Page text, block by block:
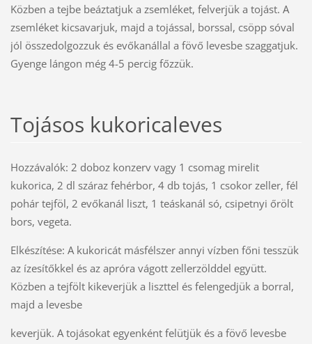
Közben a tejbe beáztatjuk a zsemléket, felverjük a tojást. A
zsemléket kicsavarjuk, majd a tojással, borssal, csöpp sóval
jól összedolgozzuk és evőkanállal a fövő levesbe szaggatjuk.
Gyenge lángon még 4-5 percig főzzük.
Tojásos kukoricaleves
Hozzávalók: 2 doboz konzerv vagy 1 csomag mirelit
kukorica, 2 dl száraz fehérbor, 4 db tojás, 1 csokor zeller, fél
pohár tejföl, 2 evőkanál liszt, 1 teáskanál só, csipetnyi őrölt
bors, vegeta.
Elkészítése: A kukoricát másfélszer annyi vízben főni tesszük
az ízesítőkkel és az apróra vágott zellerzölddel együtt.
Közben a tejfölt kikeverjük a liszttel és felengedjük a borral,
majd a levesbe
keverjük. A tojásokat egyenként felütjük és a fövő levesbe